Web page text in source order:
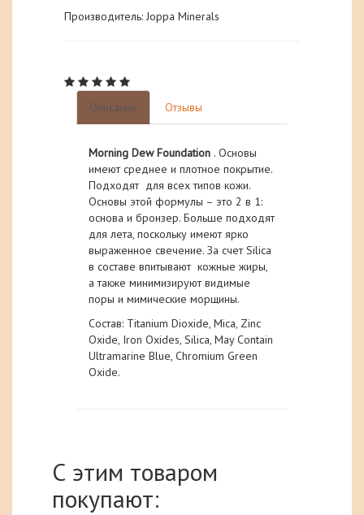
Производитель: Joppa Minerals
Описание Отзывы
Morning Dew Foundation . Основы
имеют среднее и плотное покрытие.
Подходят для всех типов кожи.
Основы этой формулы – это 2 в 1:
основа и бронзер. Больше подходят
для лета, поскольку имеют ярко
выраженное свечение. За счет Silica
в составе впитывают кожные жиры,
а также минимизируют видимые
поры и мимические морщины.
Состав: Titanium Dioxide, Mica, Zinc
Oxide, Iron Oxides, Silica, May Contain
Ultramarine Blue, Chromium Green
Oxide.
С этим товаром
покупают: